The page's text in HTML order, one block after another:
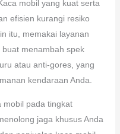
mobil yang kuat serta
efisien kurangi resiko
itu, memakai layanan
menambah spek
atau anti-gores, yang
kendaraan Anda.
mobil pada tingkat
jaga khusus Anda